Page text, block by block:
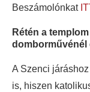
Beszámolónkat
Rétén a
domborművénél
A Szenci
is, hiszen